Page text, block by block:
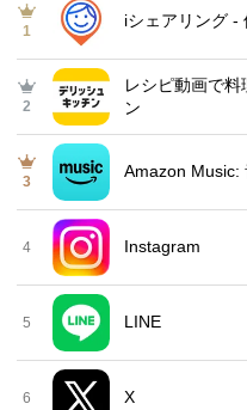
1
iシェアリング -
2
レシピ動画で
ン
3
Amazon Music:
4 Instagram
5 LINE
6 X